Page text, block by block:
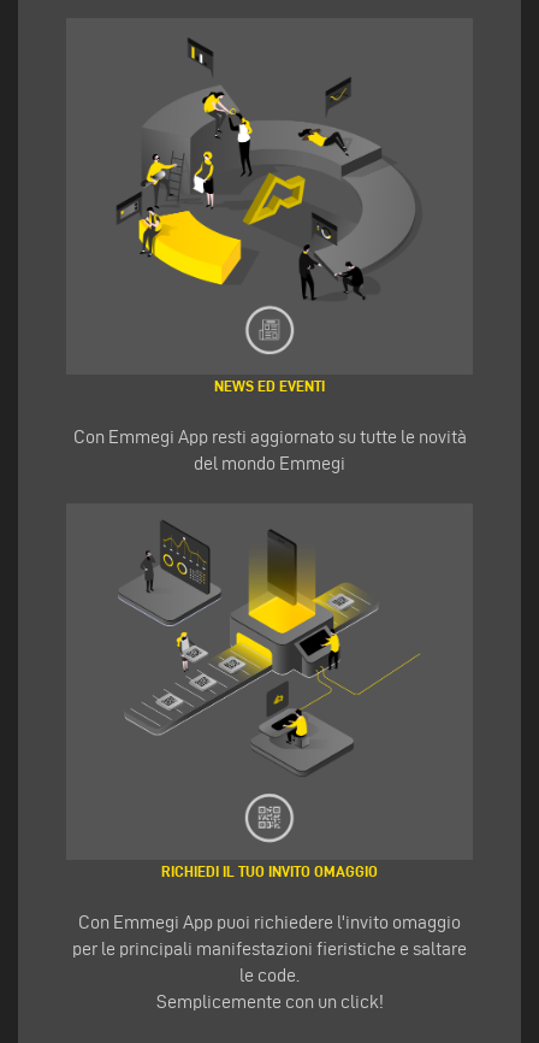
NEWS ED EVENTI
Con Emmegi App resti aggiornato su tutte le novità
del mondo Emmegi
RICHIEDI IL TUO INVITO OMAGGIO
Con Emmegi App puoi richiedere l'invito omaggio
per le principali manifestazioni fieristiche e saltare
le code.
Semplicemente con un click!